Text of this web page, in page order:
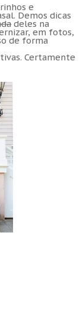
e
Demos dicas
deles na
em fotos,
de forma
Certamente